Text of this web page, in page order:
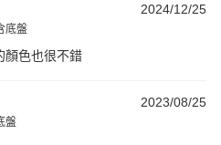
2024/12/25
底盤
顏色也很不錯
2023/08/25
盤